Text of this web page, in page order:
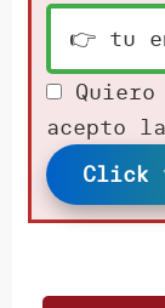
acepto la
Click